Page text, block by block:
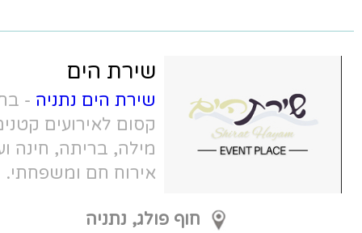
שירת הים נתניה- בחוף בפולג, אולם
קסום לאירועים קטנים בנתניה - ברית
מילה, בריתה, חינה ועוד. משקיף לים,